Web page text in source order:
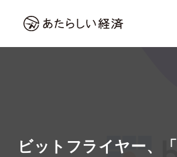
ビットフライヤー、